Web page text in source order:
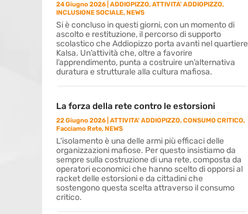
24 Giugno 2026 ADDIOPIZZO,ATTIVITA' ADDIOPIZZO,
INCLUSIONE SOCIALE,NEWS
Si è concluso in questi giorni, con un momento di
ascolto e restituzione, il percorso di supporto
scolastico che Addiopizzo porta avanti nel quartiere
Kalsa. Un’attività che, oltre a favorire
l’apprendimento, punta a costruire un’alternativa
duratura e strutturale alla cultura mafiosa.
La forza della rete contro le estorsioni
22 Giugno 2026 ATTIVITA' ADDIOPIZZO,CONSUMO CRITICO,
Facciamo Rete,NEWS
L’isolamento è una delle armi più efficaci delle
organizzazioni mafiose. Per questo insistiamo da
sempre sulla costruzione di una rete, composta da
operatori economici che hanno scelto di opporsi al
racket delle estorsioni e da cittadini che
sostengono questa scelta attraverso il consumo
critico.